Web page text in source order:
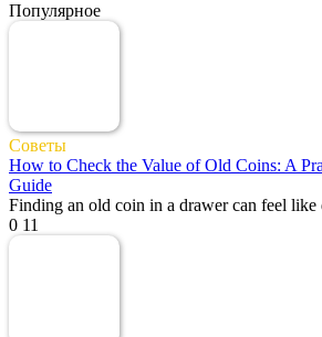
Популярное
Советы
How to Check the Value of Old Coins: A
Guide
Finding an old coin in a drawer can feel like
0 11